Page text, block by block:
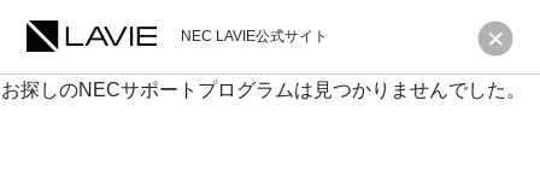
NEC LAVIE公式サイト
お探しのNECサポートプログラムは見つかりませんでした。